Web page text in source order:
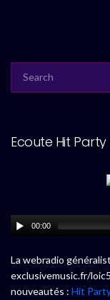
FOR:
Ecoute Hit Party
00:00
La webradio
exclusivemusic.fr/
nouveautés : Hit